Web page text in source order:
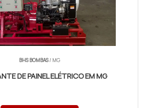
BHS BOMBAS/ MG
DE PAINEL ELÉTRICO EM MG